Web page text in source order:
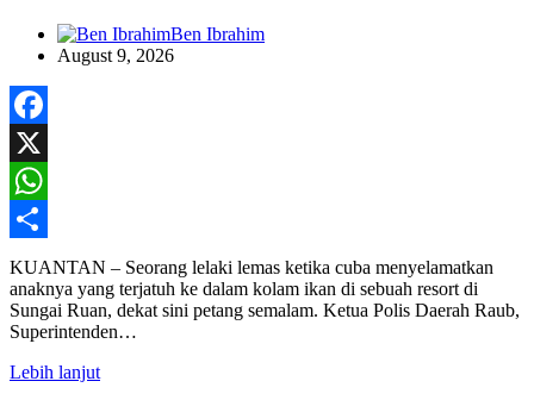
Ben Ibrahim
August 9, 2026
Facebook
X
WhatsApp
Share
KUANTAN – Seorang lelaki lemas ketika cuba menyelamatkan
anaknya yang terjatuh ke dalam kolam ikan di sebuah resort di
Sungai Ruan, dekat sini petang semalam. Ketua Polis Daerah Raub,
Superintenden…
Lebih lanjut